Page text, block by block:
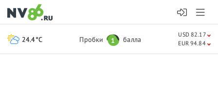
24.4°C Пробки 1 балла
USD 82.17
EUR 94.84